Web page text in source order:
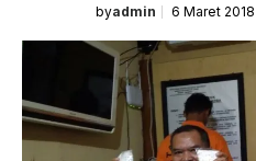
byadmin 6 Maret 2018